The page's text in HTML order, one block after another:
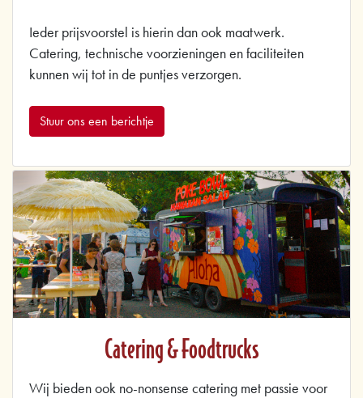
Ieder prijsvoorstel is hierin dan ook maatwerk.
Catering, technische voorzieningen en faciliteiten
kunnen wij tot in de puntjes verzorgen.
Stuur ons een berichtje
Catering & Foodtrucks
Wij bieden ook no-nonsense catering met passie voor